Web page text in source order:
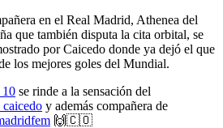
en el Real Madrid, Athenea del
que también disputa la cita orbital, se
por Caicedo donde ya dejó el que
los mejores goles del Mundial.
se rinde a la sensación del
y además compañera de
🙌🇨🇴